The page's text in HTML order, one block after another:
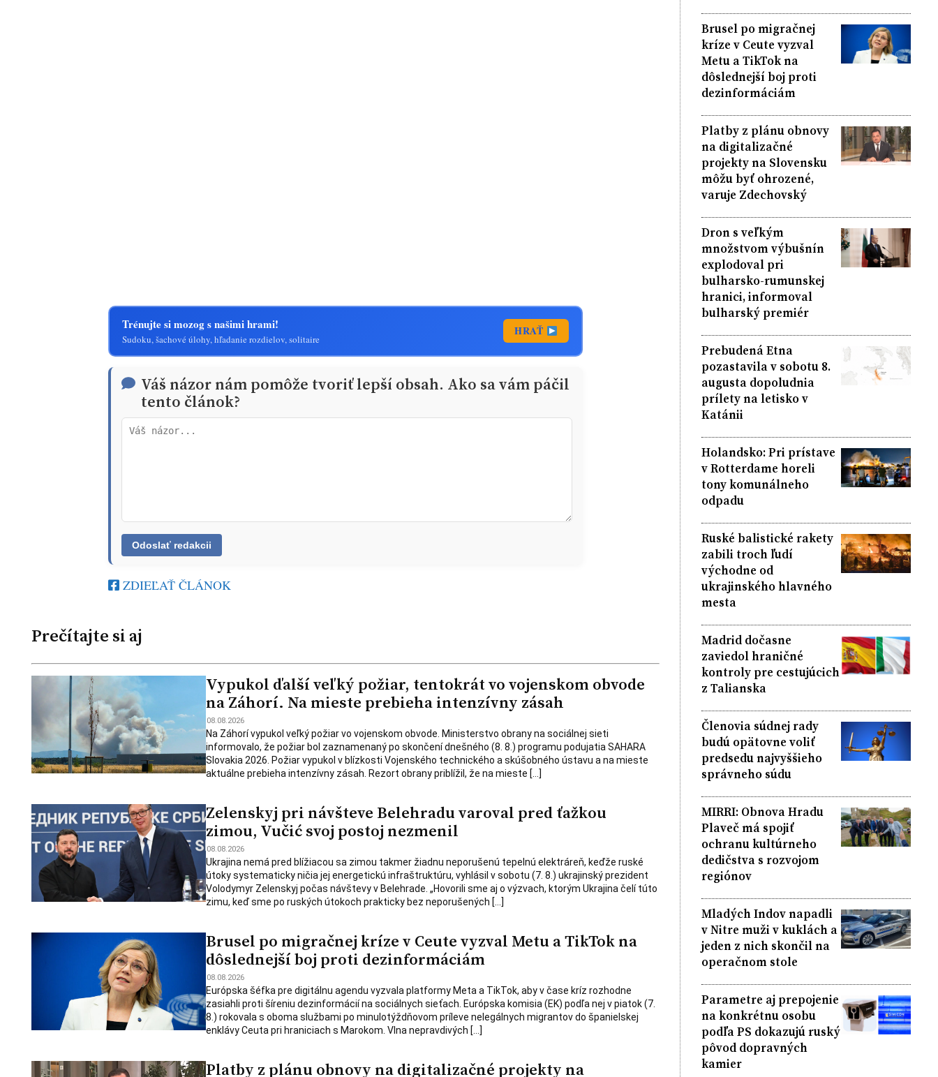
Trénujte si mozog s našimi hrami!
Sudoku, šachové úlohy, hľadanie rozdielov, solitaire
HRAŤ
Váš názor nám pomôže tvoriť lepší obsah. Ako sa vám páčil
tento článok?
ZDIEĽAŤ ČLÁNOK
Prečítajte si aj
Vypukol ďalší veľký požiar, tentokrát vo vojenskom obvode
na Záhorí. Na mieste prebieha intenzívny zásah
08.08.2026
Na Záhorí vypukol veľký požiar vo vojenskom obvode. Ministerstvo obrany na sociálnej sieti
informovalo, že požiar bol zaznamenaný po skončení dnešného (8. 8.) programu podujatia SAHARA
Slovakia 2026. Požiar vypukol v blízkosti Vojenského technického a skúšobného ústavu a na mieste
aktuálne prebieha intenzívny zásah. Rezort obrany priblížil, že na mieste […]
Zelenskyj pri návšteve Belehradu varoval pred ťažkou
zimou, Vučić svoj postoj nezmenil
08.08.2026
Ukrajina nemá pred blížiacou sa zimou takmer žiadnu neporušenú tepelnú elektráreň, keďže ruské
útoky systematicky ničia jej energetickú infraštruktúru, vyhlásil v sobotu (7. 8.) ukrajinský prezident
Volodymyr Zelenskyj počas návštevy v Belehrade. „Hovorili sme aj o výzvach, ktorým Ukrajina čelí túto
zimu, keď sme po ruských útokoch prakticky bez neporušených […]
Brusel po migračnej kríze v Ceute vyzval Metu a TikTok na
dôslednejší boj proti dezinformáciám
08.08.2026
Európska šéfka pre digitálnu agendu vyzvala platformy Meta a TikTok, aby v čase kríz rozhodne
zasiahli proti šíreniu dezinformácií na sociálnych sieťach. Európska komisia (EK) podľa nej v piatok (7.
8.) rokovala s oboma službami po minulotýždňovom príleve nelegálnych migrantov do španielskej
enklávy Ceuta pri hraniciach s Marokom. Vlna nepravdivých […]
Platby z plánu obnovy na digitalizačné projekty na
Brusel po migračnej
kríze v Ceute vyzval
Metu a TikTok na
dôslednejší boj proti
dezinformáciám
Platby z plánu obnovy
na digitalizačné
projekty na Slovensku
môžu byť ohrozené,
varuje Zdechovský
Dron s veľkým
množstvom výbušnín
explodoval pri
bulharsko-rumunskej
hranici, informoval
bulharský premiér
Prebudená Etna
pozastavila v sobotu 8.
augusta dopoludnia
prílety na letisko v
Katánii
Holandsko: Pri prístave
v Rotterdame horeli
tony komunálneho
odpadu
Ruské balistické rakety
zabili troch ľudí
východne od
ukrajinského hlavného
mesta
Madrid dočasne
zaviedol hraničné
kontroly pre cestujúcich
z Talianska
Členovia súdnej rady
budú opätovne voliť
predsedu najvyššieho
správneho súdu
MIRRI: Obnova Hradu
Plaveč má spojiť
ochranu kultúrneho
dedičstva s rozvojom
regiónov
Mladých Indov napadli
v Nitre muži v kuklách a
jeden z nich skončil na
operačnom stole
Parametre aj prepojenie
na konkrétnu osobu
podľa PS dokazujú ruský
pôvod dopravných
kamier